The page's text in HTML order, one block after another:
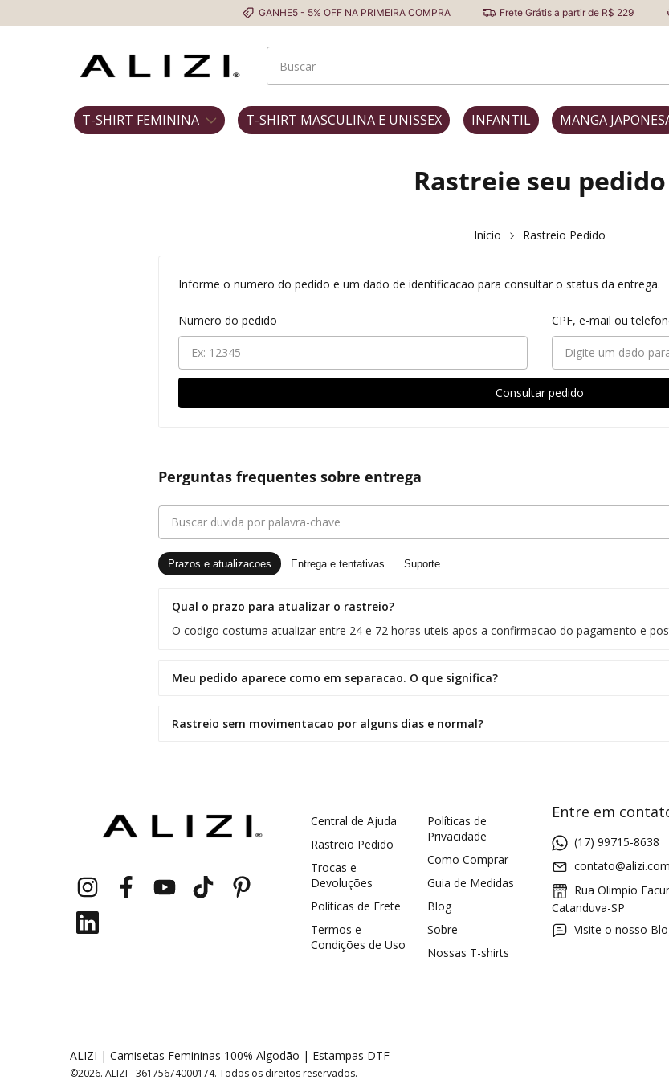
GANHE5 - 5% OFF NA PRIMEIRA COMPRA Frete Grátis a partir de R$ 229
T-SHIRT FEMININA T-SHIRT MASCULINA E UNISSEX INFANTIL MANGA
Rastreie seu pedido
Início Rastreio Pedido
Informe o numero do pedido e um dado de identificacao para consultar o status da entrega.
Numero do pedido CPF, e-mail ou
Consultar pedido
Perguntas frequentes sobre entrega
Prazos e atualizacoes Entrega e tentativas Suporte
Qual o prazo para atualizar o rastreio?
O codigo costuma atualizar entre 24 e 72 horas uteis apos a confirmacao do pagamento e
Meu pedido aparece como em separacao. O que significa?
Rastreio sem movimentacao por alguns dias e normal?
Central de Ajuda
Rastreio Pedido
Trocas e
Devoluções
Políticas de Frete
Termos e
Condições de Uso
Políticas de
Privacidade
Como Comprar
Guia de Medidas
Blog
Sobre
Nossas T-shirts
Entre em
(17) 99715-8638
Rua Olimpio
Catanduva-SP
Visite o nosso
ALIZI | Camisetas Femininas 100% Algodão | Estampas DTF
©2026. ALIZI - 36175674000174. Todos os direitos reservados.
Cupom 1a compra:
2 pecas 7% OFF